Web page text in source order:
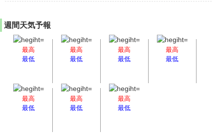
週間天気予報
最高
最低
最高
最低
最高
最低
最高
最低
最高
最低
最高
最低
最高
最低